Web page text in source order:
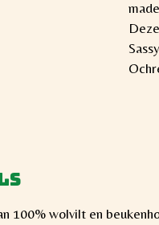
100% wolvilt en